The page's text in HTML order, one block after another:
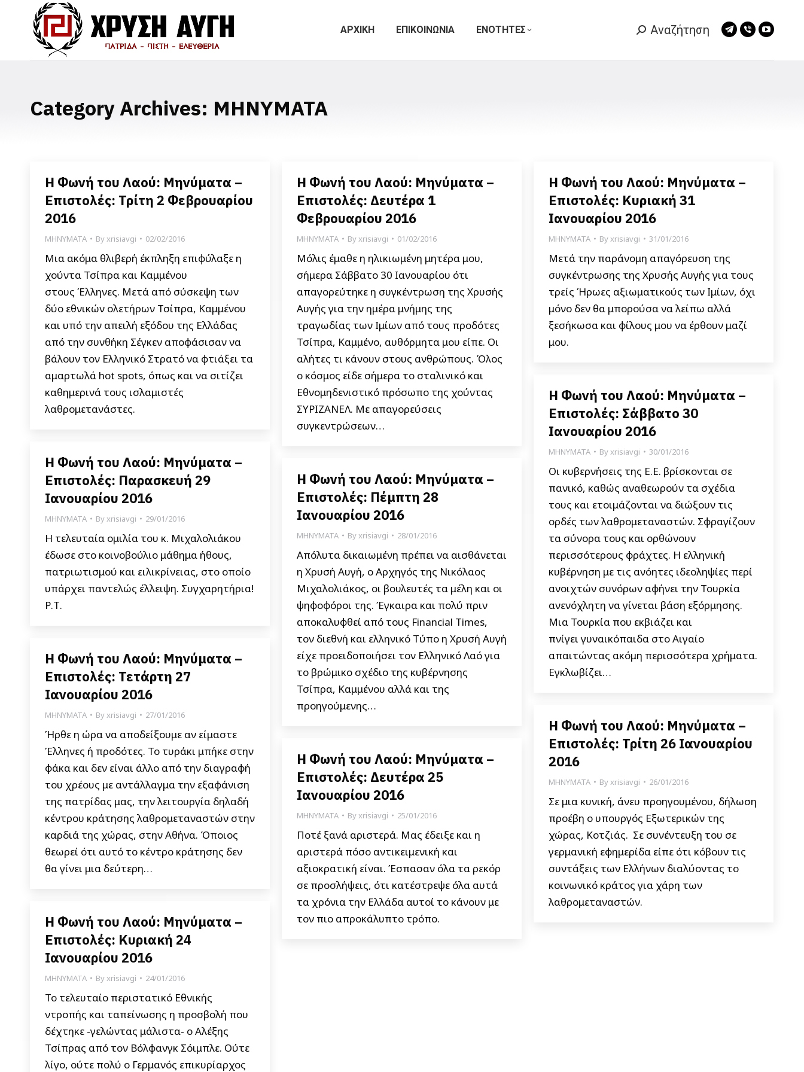
ΑΡΧΙΚΗ ΕΠΙΚΟΙΝΩΝΙΑ ΕΝΟΤΗΤΕΣ Search:
Αναζήτηση
Telegram
Viber
Category Archives: ΜΗΝΥΜΑΤΑ
Η Φωνή του Λαού: Μηνύματα –
Επιστολές: Τρίτη 2 Φεβρουαρίου
2016
ΜΗΝΥΜΑΤΑ Byxrisiavgi 02/02/2016
Μια ακόμα θλιβερή έκπληξη επιφύλαξε η
χούντα Τσίπρα και Καμμένου
στους Έλληνες. Μετά από σύσκεψη των
δύο εθνικών ολετήρων Τσίπρα, Καμμένου
και υπό την απειλή εξόδου της Ελλάδας
από την συνθήκη Σέγκεν αποφάσισαν να
βάλουν τον Ελληνικό Στρατό να φτιάξει τα
αμαρτωλά hot spots, όπως και να σιτίζει
καθημερινά τους ισλαμιστές
λαθρομετανάστες.
Η Φωνή του Λαού: Μηνύματα –
Επιστολές: Δευτέρα 1
Φεβρουαρίου 2016
ΜΗΝΥΜΑΤΑ Byxrisiavgi 01/02/2016
Μόλις έμαθε η ηλικιωμένη μητέρα μου,
σήμερα Σάββατο 30 Ιανουαρίου ότι
απαγορεύτηκε η συγκέντρωση της Χρυσής
Αυγής για την ημέρα μνήμης της
τραγωδίας των Ιμίων από τους προδότες
Τσίπρα, Καμμένο, αυθόρμητα μου είπε. Οι
αλήτες τι κάνουν στους ανθρώπους. Όλος
ο κόσμος είδε σήμερα το σταλινικό και
Εθνομηδενιστικό πρόσωπο της χούντας
ΣΥΡΙΖΑΝΕΛ. Με απαγορεύσεις
συγκεντρώσεων…
Η Φωνή του Λαού: Μηνύματα –
Επιστολές: Κυριακή 31
Ιανουαρίου 2016
ΜΗΝΥΜΑΤΑ Byxrisiavgi 31/01/2016
Μετά την παράνομη απαγόρευση της
συγκέντρωσης της Χρυσής Αυγής για τους
τρείς Ήρωες αξιωματικούς των Ιμίων, όχι
μόνο δεν θα μπορούσα να λείπω αλλά
ξεσήκωσα και φίλους μου να έρθουν μαζί
μου.
Η Φωνή του Λαού: Μηνύματα –
Επιστολές: Σάββατο 30
Ιανουαρίου 2016
ΜΗΝΥΜΑΤΑ Byxrisiavgi 30/01/2016
Οι κυβερνήσεις της Ε.Ε. βρίσκονται σε
πανικό, καθώς αναθεωρούν τα σχέδια
τους και ετοιμάζονται να διώξουν τις
ορδές των λαθρομεταναστών. Σφραγίζουν
τα σύνορα τους και ορθώνουν
περισσότερους φράχτες. Η ελληνική
κυβέρνηση με τις ανόητες ιδεοληψίες περί
ανοιχτών συνόρων αφήνει την Τουρκία
ανενόχλητη να γίνεται βάση εξόρμησης.
Μια Τουρκία που εκβιάζει και
πνίγει γυναικόπαιδα στο Αιγαίο
απαιτώντας ακόμη περισσότερα χρήματα.
Εγκλωβίζει…
Η Φωνή του Λαού: Μηνύματα –
Επιστολές: Παρασκευή 29
Ιανουαρίου 2016
ΜΗΝΥΜΑΤΑ Byxrisiavgi 29/01/2016
Η τελευταία ομιλία του κ. Μιχαλολιάκου
έδωσε στο κοινοβούλιο μάθημα ήθους,
πατριωτισμού και ειλικρίνειας, στο οποίο
υπάρχει παντελώς έλλειψη. Συγχαρητήρια!
Ρ.Τ.
Η Φωνή του Λαού: Μηνύματα –
Επιστολές: Πέμπτη 28
Ιανουαρίου 2016
ΜΗΝΥΜΑΤΑ Byxrisiavgi 28/01/2016
Απόλυτα δικαιωμένη πρέπει να αισθάνεται
η Χρυσή Αυγή, ο Αρχηγός της Νικόλαος
Μιχαλολιάκος, οι βουλευτές τα μέλη και οι
ψηφοφόροι της. Έγκαιρα και πολύ πριν
αποκαλυφθεί από τους Financial Times,
τον διεθνή και ελληνικό Tύπο η Χρυσή Αυγή
είχε προειδοποιήσει τον Ελληνικό Λαό για
το βρώμικο σχέδιο της κυβέρνησης
Τσίπρα, Καμμένου αλλά και της
προηγούμενης…
Η Φωνή του Λαού: Μηνύματα –
Επιστολές: Τετάρτη 27
Ιανουαρίου 2016
ΜΗΝΥΜΑΤΑ Byxrisiavgi 27/01/2016
Ήρθε η ώρα να αποδείξουμε αν είμαστε
Έλληνες ή προδότες. Το τυράκι μπήκε στην
φάκα και δεν είναι άλλο από την διαγραφή
του χρέους με αντάλλαγμα την εξαφάνιση
της πατρίδας μας, την λειτουργία δηλαδή
κέντρου κράτησης λαθρομεταναστών στην
καρδιά της χώρας, στην Αθήνα. Όποιος
θεωρεί ότι αυτό το κέντρο κράτησης δεν
θα γίνει μια δεύτερη…
Η Φωνή του Λαού: Μηνύματα –
Επιστολές: Τρίτη 26 Ιανουαρίου
2016
ΜΗΝΥΜΑΤΑ Byxrisiavgi 26/01/2016
Σε μια κυνική, άνευ προηγουμένου, δήλωση
προέβη ο υπουργός Εξωτερικών της
χώρας, Κοτζιάς. Σε συνέντευξη του σε
γερμανική εφημερίδα είπε ότι κόβουν τις
συντάξεις των Ελλήνων διαλύοντας το
κοινωνικό κράτος για χάρη των
λαθρομεταναστών.
Η Φωνή του Λαού: Μηνύματα –
Επιστολές: Δευτέρα 25
Ιανουαρίου 2016
ΜΗΝΥΜΑΤΑ Byxrisiavgi 25/01/2016
Ποτέ ξανά αριστερά. Μας έδειξε και η
αριστερά πόσο αντικειμενική και
αξιοκρατική είναι. Έσπασαν όλα τα ρεκόρ
σε προσλήψεις, ότι κατέστρεψε όλα αυτά
τα χρόνια την Ελλάδα αυτοί το κάνουν με
τον πιο απροκάλυπτο τρόπο.
Η Φωνή του Λαού: Μηνύματα –
Επιστολές: Κυριακή 24
Ιανουαρίου 2016
ΜΗΝΥΜΑΤΑ Byxrisiavgi 24/01/2016
Το τελευταίο περιστατικό Εθνικής
ντροπής και ταπείνωσης η προσβολή που
δέχτηκε -γελώντας μάλιστα- ο Αλέξης
Τσίπρας από τον Βόλφανγκ Σόιμπλε. Ούτε
λίγο, ούτε πολύ ο Γερμανός επικυρίαρχος